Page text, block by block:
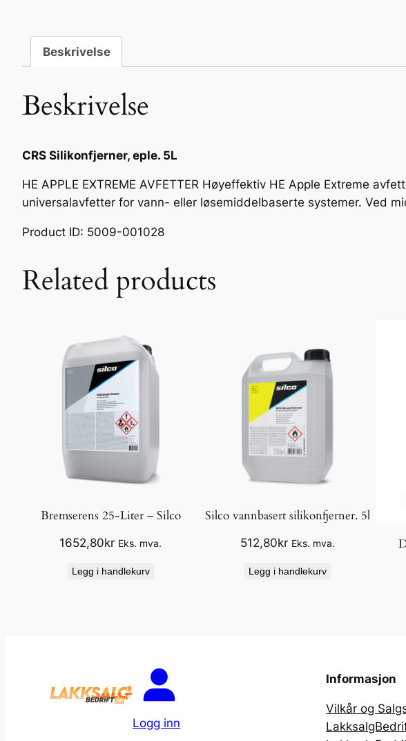
f
,
e
Beskrivelse
Beskrivelse
CRS Silikonfjerner, eple. 5L
HE APPLE EXTREME AVFETTER Høyeffektiv HE Apple Extreme
universalavfetter for vann- eller løsemiddelbaserte systemer. Ved
Product ID: 5009-001028
Related products
Bremserens 25-Liter – Silco
1652,80kr Eks. mva.
Legg i handlekurv
Silco vannbasert silikonfjerner. 5l
512,80kr Eks. mva.
Legg i handlekurv
Logg inn
Informasjon
Vilkår og